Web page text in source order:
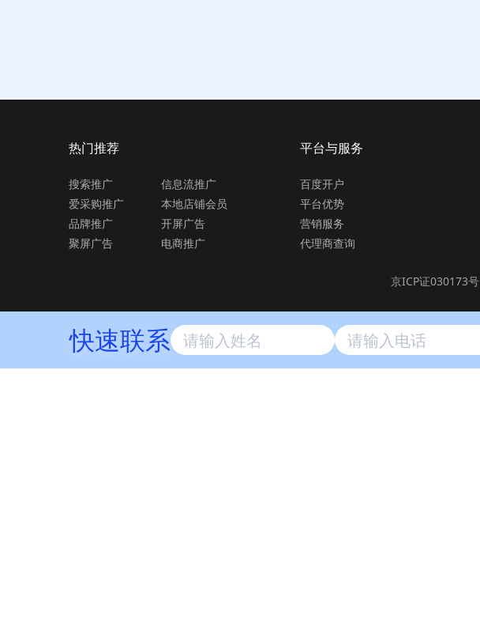
热门推荐
搜索推广
信息流推广
爱采购推广
本地店铺会员
品牌推广
开屏广告
聚屏广告
电商推广
平台与服务
百度开户
平台优势
营销服务
代理商查询
京ICP证030173号
快速联系